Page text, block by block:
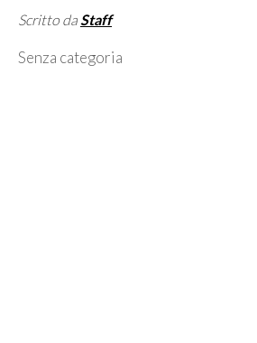
Scritto da Staff
Categorie
Senza categoria